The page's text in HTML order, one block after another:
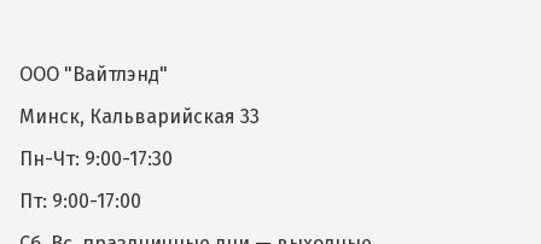
ООО "Вайтлэнд"
Минск, Кальварийская 33
Пн-Чт: 9:00-17:30
Пт: 9:00-17:00